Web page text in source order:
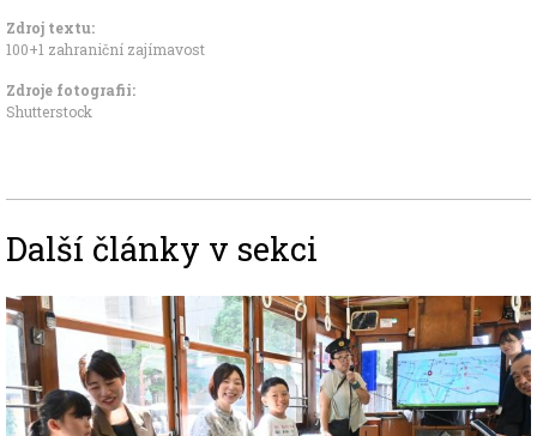
Zdroj textu:
100+1 zahraniční zajímavost
Zdroje fotografii:
Shutterstock
Další články v sekci
Image